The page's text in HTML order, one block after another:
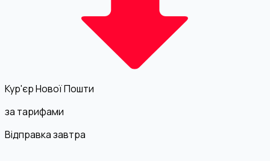
Кур'єр Нової Пошти
за тарифами
Відправка завтра